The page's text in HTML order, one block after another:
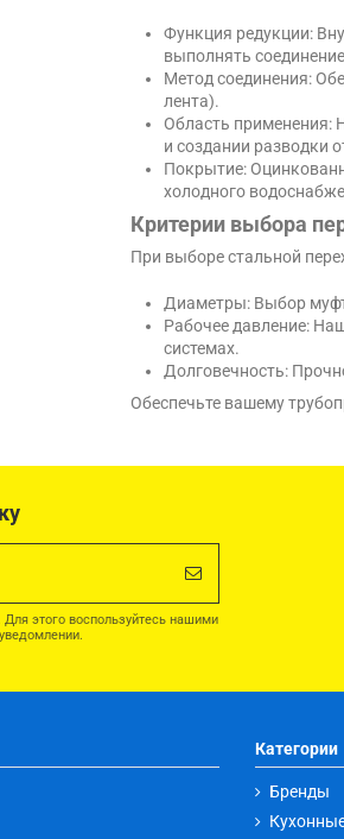
Функция редукции:
выполнять
Метод соединения:
лента).
Область применения:
и создании разводки
Покрытие:
холодного
Критерии выбора
При выборе стальной
Диаметры: Выбор
Рабочее давление:
системах.
Долговечность:
Обеспечьте вашему
этого воспользуйтесь нашими
Категории
Бренды